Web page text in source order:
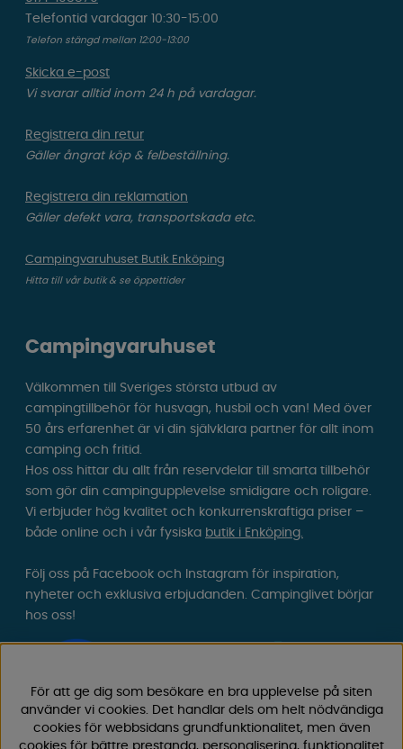
Telefontid vardagar 10:30-15:00
Telefon stängd mellan 12:00-13:00
Skicka e-post
Vi svarar alltid inom 24 h på vardagar.
Registrera din retur
Gäller ångrat köp & felbeställning.
Registrera din reklamation
Gäller defekt vara, transportskada etc.
Campingvaruhuset Butik Enköping
Hitta till vår butik & se öppettider
Campingvaruhuset
Välkommen till Sveriges största utbud av
campingtillbehör för husvagn, husbil och van! Med över
50 års erfarenhet är vi din självklara partner för allt inom
camping och fritid.
Hos oss hittar du allt från reservdelar till smarta tillbehör
som gör din campingupplevelse smidigare och roligare.
Vi erbjuder hög kvalitet och konkurrenskraftiga priser –
både online och i vår fysiska butik i Enköping.
Följ oss på Facebook och Instagram för inspiration,
nyheter och exklusiva erbjudanden. Campinglivet börjar
hos oss!
För att ge dig som besökare en bra upplevelse på siten
använder vi cookies. Det handlar dels om helt nödvändiga
cookies för webbsidans grundfunktionalitet, men även
cookies för bättre prestanda, personalisering, funktionalitet